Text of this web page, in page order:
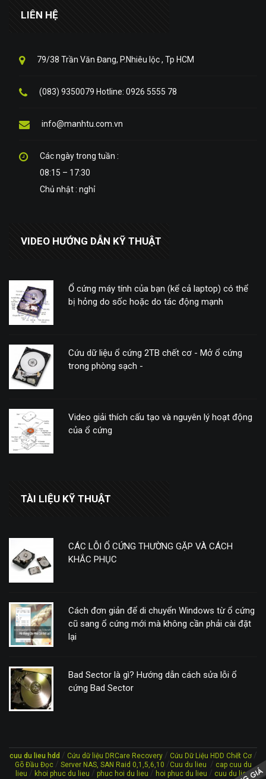
LIÊN HỆ
79/38 Trần Văn Đang, P.Nhiêu lộc , Tp HCM
(083) 9350079 Hotline: 0926 5555 78
info@manhtu.com.vn
Các ngày trong tuần :
08:15 – 17:30
Chủ nhật : nghỉ
VIDEO HƯỚNG DẪN KỸ THUẬT
Ổ cứng máy tính của bạn (kể cả laptop) có thể
bị hỏng do sốc hoặc do tác động mạnh
Cứu dữ liệu ổ cứng 2TB chết cơ - Mở ổ cứng
trong phòng sạch -
Video giải thích cấu tạo và nguyên lý hoạt động
của ổ cứng
TÀI LIỆU KỸ THUẬT
CÁC LỖI Ổ CỨNG THƯỜNG GẶP VÀ CÁCH
KHẮC PHỤC
Cách đơn giản để di chuyển Windows từ ổ cứng
cũ sang ổ cứng mới mà không cần phải cài đặt
lại
Bad Sector là gì? Hướng dẫn cách sửa lỗi ổ
cứng Bad Sector
cuu du lieu hdd / Cứu dữ liệu DRCare Recovery/ Cứu Dữ Liệu HDD Chết Cơ/
Gõ Đầu Đọc/ Server NAS, SAN Raid 0,1,5,6,10 /Cuu du lieu / cap cuu du
lieu / khoi phuc du lieu / phuc hoi du lieu / hoi phuc du lieu / cuu du lieu